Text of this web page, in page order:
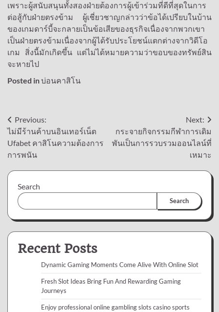
เพราะผู้สนับสนุนทั้งสองฝ่ายต้องการผู้เข้าร่วมที่ดีที่สุดในการ
ต่อสู้กับฝ่ายตรงข้าม ผู้เชี่ยวชาญกล่าวว่าข้อได้เปรียบในบ้าน
ของเกมดาร์บี้จะกลายเป็นข้อเสียของธุรกิจเนื่องจากพวกเขา
เป็นฝ่ายตรงข้ามเนื่องจากผู้ได้รับประโยชน์แตกต่างจากวิดีโอ
เกม สิ่งนี้มักเกิดขึ้น แต่ไม่ได้หมายความว่าขอบของทรัพย์สิน
จะหายไป
Posted inบ่อนคาสิโน
Post
navigation
Previous:
ไม่มีร้านค้าบนอินเทอร์เน็ต
Ufabet คาสิโนความต้องการ
การพนัน
Next:
กระจายกิจกรรมกีฬาการเดิม
พันเป็นการรวบรวมออนไลน์ที่
เหมาะ
Search
Search
Recent Posts
Dynamic Gaming Moments Come Alive With Online Slot
Fresh Slot Ideas Bring Fun And Rewarding Gaming
Journeys
Enjoy professional online gambling slots casino sports